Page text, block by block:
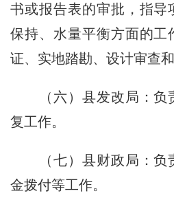
书或报告表的审批，指导
保持、水量平衡方面的工
证、实地踏勘、设计审查
（六）县发改局：负
复工作。
（七）县财政局：负
金拨付等工作。